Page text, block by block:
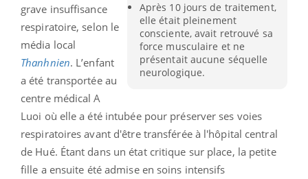
Après 10 jours de traitement,
elle était pleinement
consciente, avait retrouvé sa
force musculaire et ne
présentait aucune séquelle
neurologique.
grave insuffisance
respiratoire, selon le
média local
Thanhnien. L’enfant
a été transportée au
centre médical A
Luoi où elle a été intubée pour préserver ses voies
respiratoires avant d'être transférée à l'hôpital central
de Hué. Étant dans un état critique sur place, la petite
fille a ensuite été admise en soins intensifs